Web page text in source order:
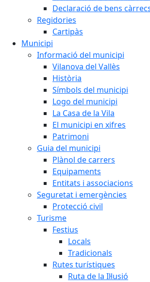
Declaració de bens
Regidories
Cartipàs
Municipi
Informació del municipi
Vilanova del Vallès
Història
Símbols del municipi
Logo del municipi
La Casa de la Vila
El municipi en xifres
Patrimoni
Guia del municipi
Plànol de carrers
Equipaments
Entitats i associacions
Seguretat i emergències
Protecció civil
Turisme
Festius
Locals
Tradicionals
Rutes turístiques
Ruta de la Il·lusió